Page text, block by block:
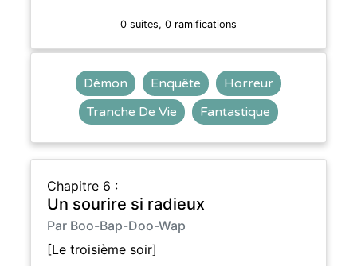
0 suites, 0 ramifications
Démon Enquête
Horreur
Tranche De Vie
Fantastique
Chapitre 6 :
Un sourire si radieux
Par Boo-Bap-Doo-Wap
[Le troisième soir]